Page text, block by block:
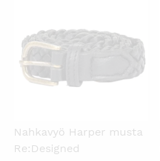
Nahkavyö Harper musta
Re:Designed